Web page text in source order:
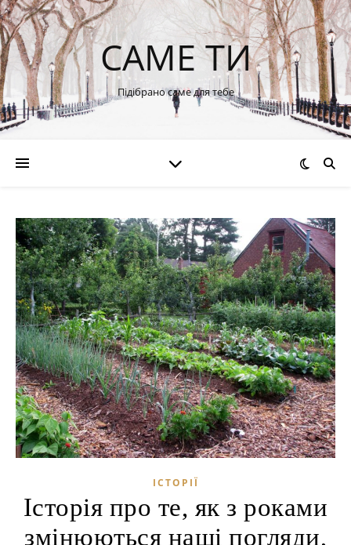
САМЕ ТИ
Підібрано саме для тебе
ІСТОРІЇ
Історія про те, як з роками
змінюються наші погляди,